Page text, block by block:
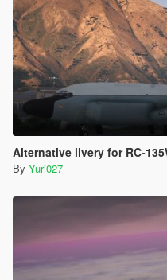
Alternative livery for RC-
By Yuri027